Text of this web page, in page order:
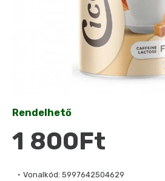
Vonalkód: 5997642504629
Rendelhető
1 800Ft